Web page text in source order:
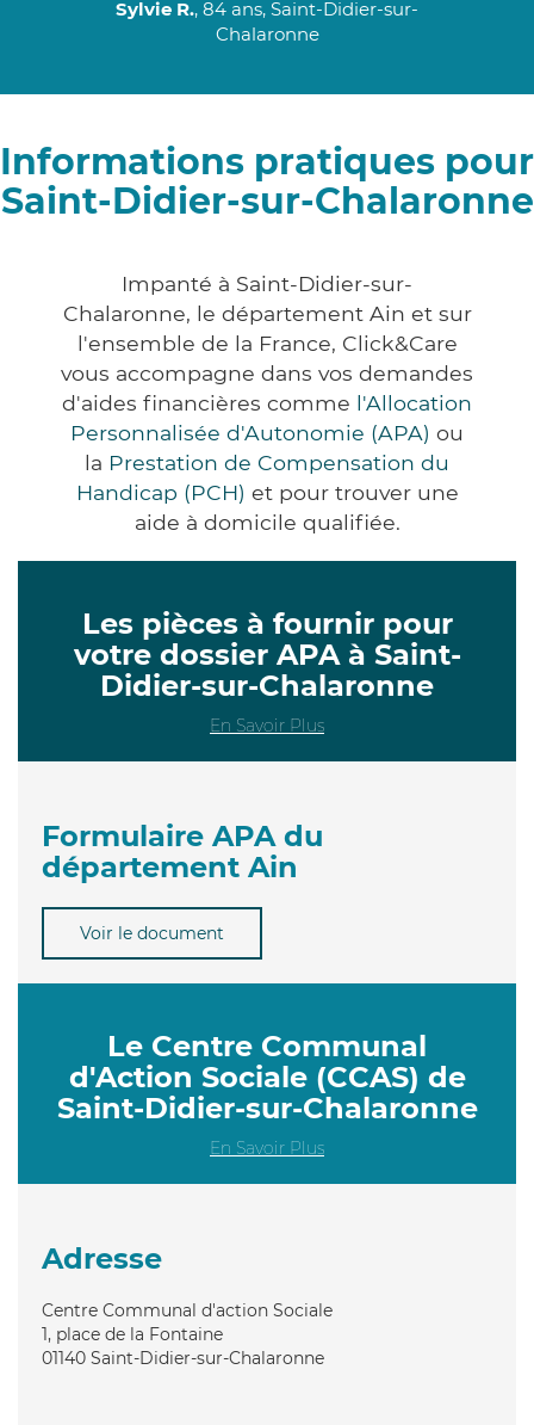
Sylvie R., 84 ans, Saint-Didier-sur-
Chalaronne
Informations pratiques pour
Saint-Didier-sur-Chalaronne
Impanté à Saint-Didier-sur-
Chalaronne, le département Ain et sur
l'ensemble de la France, Click&Care
vous accompagne dans vos demandes
d'aides financières comme l'Allocation
Personnalisée d'Autonomie (APA) ou
la Prestation de Compensation du
Handicap (PCH) et pour trouver une
aide à domicile qualifiée.
Les pièces à fournir pour
votre dossier APA à Saint-
Didier-sur-Chalaronne
En Savoir Plus
Formulaire APA du
département Ain
Voir le document
Le Centre Communal
d'Action Sociale (CCAS) de
Saint-Didier-sur-Chalaronne
En Savoir Plus
Adresse
Centre Communal d'action Sociale
1, place de la Fontaine
01140 Saint-Didier-sur-Chalaronne